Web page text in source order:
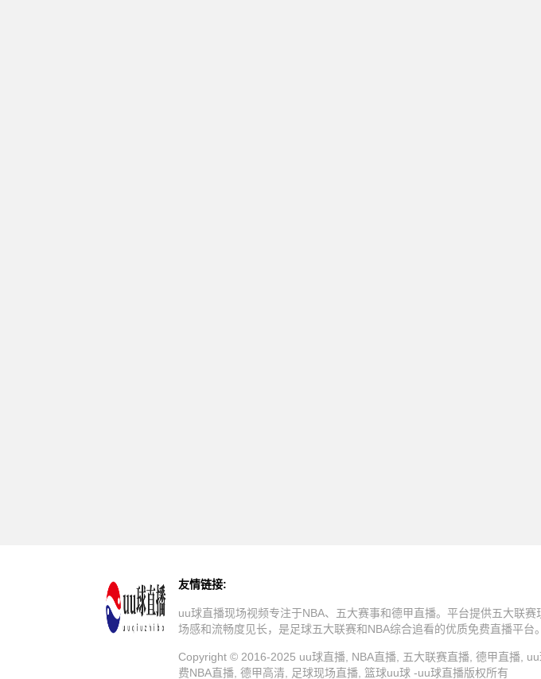
友情链接:
uu球直播现场视频专注于NBA、五大赛事和德甲直播。平台提供五大联
场感和流畅度见长，是足球五大联赛和NBA综合追看的优质免费直播平台。
Copyright © 2016-2025 uu球直播, NBA直播, 五大联赛直播, 德甲直播,
费NBA直播, 德甲高清, 足球现场直播, 篮球uu球 -uu球直播版权所有